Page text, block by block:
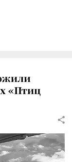
«Птиц